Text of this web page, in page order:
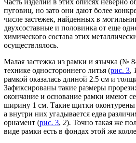
Часть изделий в этих описях неверно
пуговиц, но зато они дают более
числе застежек, найденных в
двухсоставные и половинка от еще
химического состава этих
осуществлялось.
Малая застежка из рамки и язычка (№
технике одностороннего литья (рис. 3,
рамкой оказалась длиной 2.5 см и
Зафиксированы такие размеры
окончание и основание рамки имеют
ширину 1 см. Такие щитки
а внутри них угадывается едва
орнамент (рис. 3, 2). Точно такая же
виде рамки есть в фондах этой же